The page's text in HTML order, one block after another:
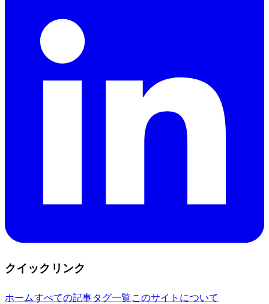
クイックリンク
ホームすべての記事タグ一覧 このサイトについて